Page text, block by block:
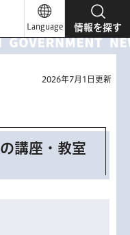
Language 情報を探す
2026年7月1日更新
講座・教室